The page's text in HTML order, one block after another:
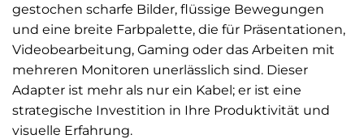
gestochen scharfe Bilder, flüssige Bewegungen
und eine breite Farbpalette, die für Präsentationen,
Videobearbeitung, Gaming oder das Arbeiten mit
mehreren Monitoren unerlässlich sind. Dieser
Adapter ist mehr als nur ein Kabel; er ist eine
strategische Investition in Ihre Produktivität und
visuelle Erfahrung.